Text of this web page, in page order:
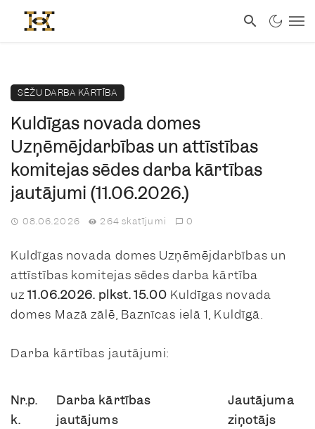
SĒŽU DARBA KĀRTĪBA
Kuldīgas novada domes
Uzņēmējdarbības un attīstības
komitejas sēdes darba kārtības
jautājumi (11.06.2026.)
08.06.2026 264 skatījumi 0
Kuldīgas novada domes Uzņēmējdarbības un
attīstības komitejas sēdes darba kārtība
uz11.06.2026. plkst. 15.00 Kuldīgas novada
domes Mazā zālē, Baznīcas ielā 1, Kuldīgā.
Darba kārtības jautājumi:
Nr.p.
k.
Darba kārtības
jautājums
Jautājuma
ziņotājs